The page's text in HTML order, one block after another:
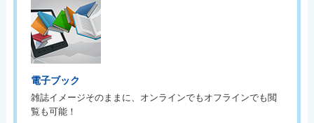
電子ブック
雑誌イメージそのままに、オンラインでもオフラインでも閲
覧も可能！